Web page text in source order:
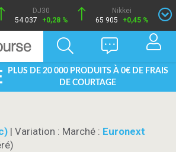
DJ30
54 037
+0,28 %
Nikkei
65 905
+0,45 %
PLUS DE 20 000 PRODUITS À 0€ DE FRAIS
DE COURTAGE
| Variation : Marché : Euronext